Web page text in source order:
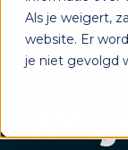
Als je weigert,
website. Er
je niet gevolgd
we